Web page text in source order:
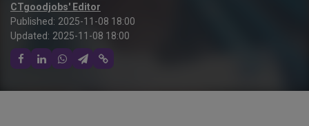
CTgoodjobs' Editor
Published: 2025-11-08 18:00
Updated: 2025-11-08 18:00